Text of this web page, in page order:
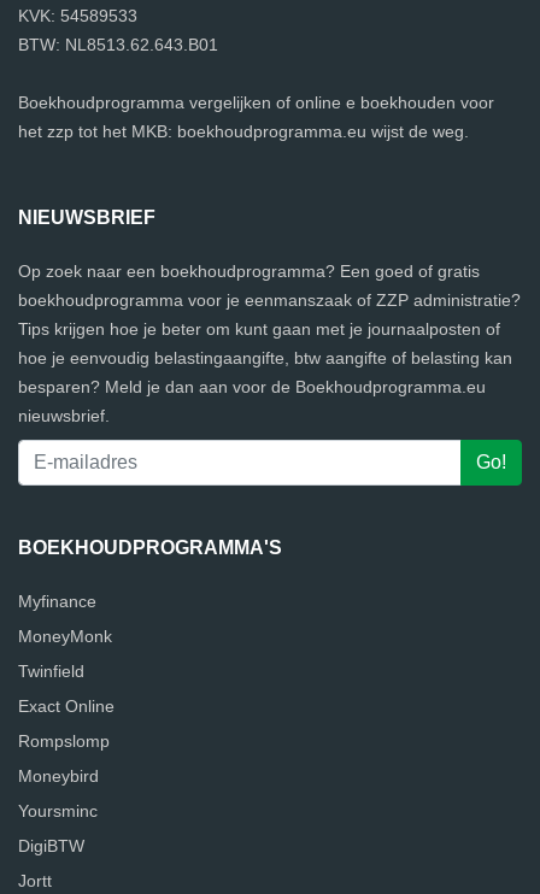
KVK: 54589533
BTW: NL8513.62.643.B01
Boekhoudprogramma vergelijken of online e boekhouden voor
het zzp tot het MKB: boekhoudprogramma.eu wijst de weg.
NIEUWSBRIEF
Op zoek naar een boekhoudprogramma? Een goed of gratis
boekhoudprogramma voor je eenmanszaak of ZZP administratie?
Tips krijgen hoe je beter om kunt gaan met je journaalposten of
hoe je eenvoudig belastingaangifte, btw aangifte of belasting kan
besparen? Meld je dan aan voor de Boekhoudprogramma.eu
nieuwsbrief.
BOEKHOUDPROGRAMMA'S
Myfinance
MoneyMonk
Twinfield
Exact Online
Rompslomp
Moneybird
Yoursminc
DigiBTW
Jortt